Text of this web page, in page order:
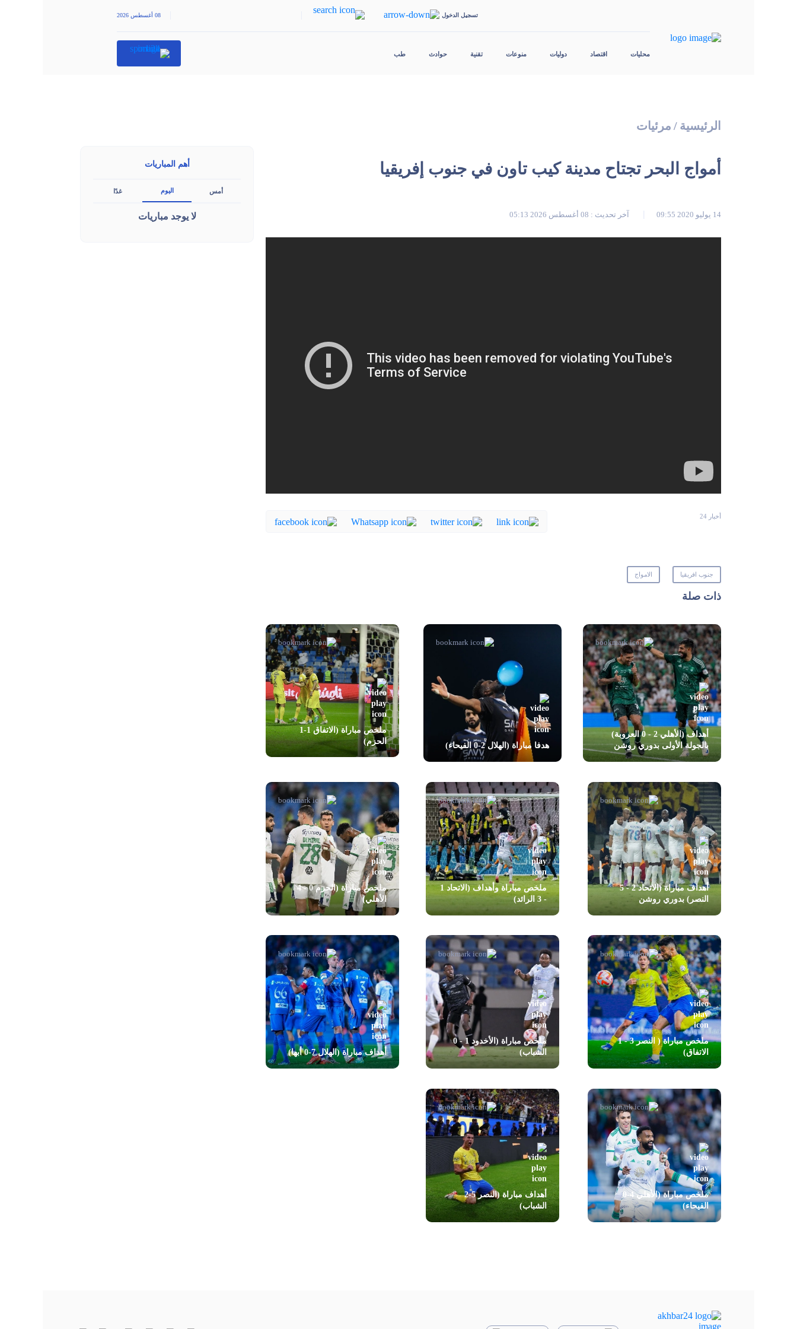
تسجيل الدخول 08 أغسطس 2026
محليات اقتصاد دوليات منوعات تقنية حوادث طب
الرئيسية / مرئيات
أمواج البحر تجتاح مدينة كيب تاون في جنوب إفريقيا
14 يوليو 2020 09:55 آخر تحديث : 08 أغسطس 2026 05:13
أخبار 24
جنوب افريقيا الامواج
ذات صلة
أهداف (الأهلي 2 - 0 العروبة)
بالجولة الأولى بدوري روشن
هدفا مباراة (الهلال 2-0 الفيحاء)
ملخص مباراة (الاتفاق 1-1
الحزم)
أهداف مباراة (الاتحاد 2 - 5
النصر) بدوري روشن
ملخص مباراة وأهداف (الاتحاد 1
- 3 الرائد)
ملخص مباراة (الحزم 0 - 4
الأهلي)
ملخص مباراة ( النصر 3 - 1
الاتفاق)
ملخص مباراة (الأخدود 1 - 0
الشباب)
أهداف مباراة (الهلال 7-0 أبها)
ملخص مباراة (الأهلي 4-0
الفيحاء)
أهداف مباراة (النصر 5-2
الشباب)
أهم المباريات
أمس اليوم غدًا
لا يوجد مباريات